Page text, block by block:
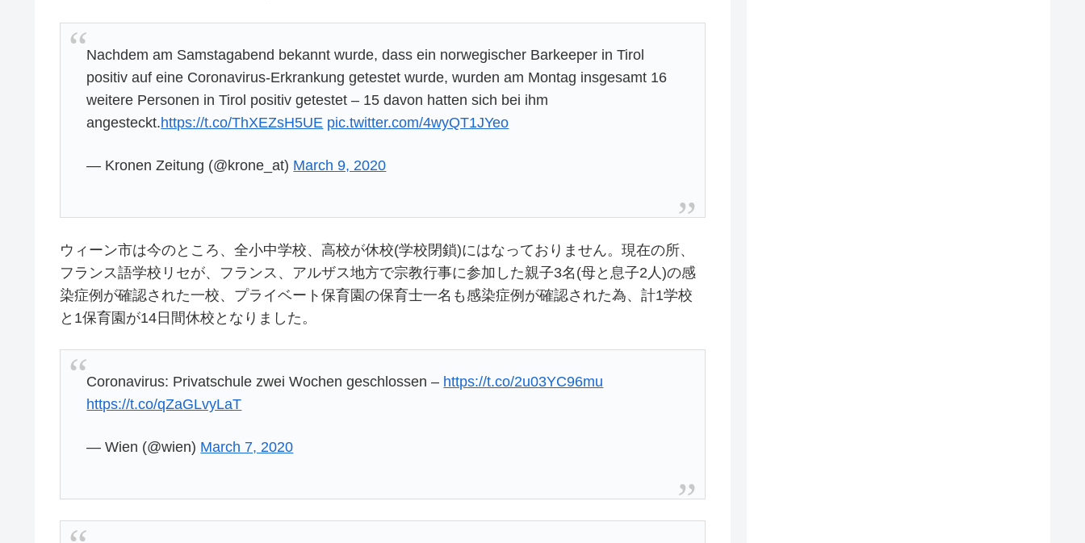
Nachdem am Samstagabend bekannt wurde, dass ein norwegischer Barkeeper in Tirol
positiv auf eine Coronavirus-Erkrankung getestet wurde, wurden am Montag insgesamt 16
weitere Personen in Tirol positiv getestet – 15 davon hatten sich bei ihm
angesteckt.https://t.co/ThXEZsH5UE pic.twitter.com/4wyQT1JYeo
— Kronen Zeitung (@krone_at) March 9, 2020
ウィーン市は今のところ、全小中学校、高校が休校(学校閉鎖)にはなっておりません。現在の所、
フランス語学校リセが、フランス、アルザス地方で宗教行事に参加した親子3名(母と息子2人)の感
染症例が確認された一校、プライベート保育園の保育士一名も感染症例が確認された為、計1学校
と1保育園が14日間休校となりました。
Coronavirus: Privatschule zwei Wochen geschlossen – https://t.co/2u03YC96mu
https://t.co/qZaGLvyLaT
— Wien (@wien) March 7, 2020